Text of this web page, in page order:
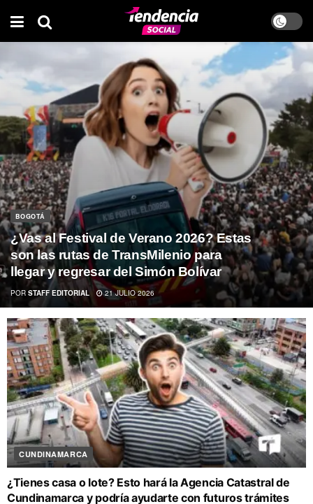
BOGOTÁ
¿Vas al Festival de Verano 2026? Estas
son las rutas de TransMilenio para
llegar y regresar del Simón Bolívar
POR STAFF EDITORIAL 21 JULIO 2026
CUNDINAMARCA
¿Tienes casa o lote? Esto hará la Agencia Catastral de
Cundinamarca y podría ayudarte con futuros trámites